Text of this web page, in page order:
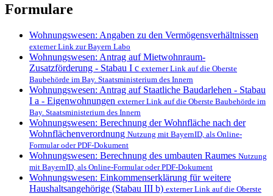
Formulare
Wohnungswesen: Angaben zu den Vermögensverhältnissen
externer Link zur Bayern Labo
Wohnungswesen: Antrag auf Mietwohnraum-
Zusatzförderung - Stabau I c externer Link auf die Oberste
Baubehörde im Bay. Staatsministerium des Innern
Wohnungswesen: Antrag auf Staatliche Baudarlehen - Stabau
I a - Eigenwohnungen externer Link auf die Oberste Baubehörde im
Bay. Staatsministerium des Innern
Wohnungswesen: Berechnung der Wohnfläche nach der
Wohnflächenverordnung Nutzung mit BayernID, als Online-
Formular oder PDF-Dokument
Wohnungswesen: Berechnung des umbauten Raumes Nutzung
mit BayernID, als Online-Formular oder PDF-Dokument
Wohnungswesen: Einkommenserklärung für weitere
Haushaltsangehörige (Stabau III b) externer Link auf die Oberste